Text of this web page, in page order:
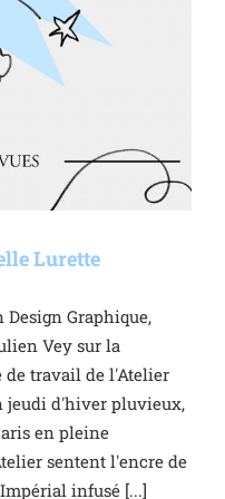
Lurette
Design Graphique,
Vey sur la
de travail de l'Atelier
jeudi d'hiver pluvieux,
en pleine
sentent l'encre de
infusé [...]